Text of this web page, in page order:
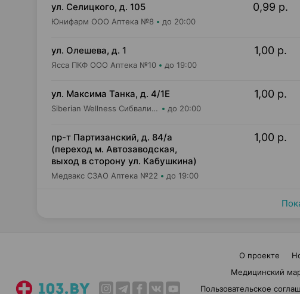
ул. Селицкого, д. 105
Юнифарм ООО Аптека №8 до 20:00
0,99 р.
ул. Олешева, д. 1
Ясса ПКФ ООО Аптека №10 до 19:00
1,00 р.
ул. Максима Танка, д. 4/1Е
Siberian Wellness Сибвалио-Бел ИООО Аптека №1 до 20:00
1,00 р.
пр-т Партизанский, д. 84/а
(переход м. Автозаводская,
выход в сторону ул. Кабушкина)
Медвакс СЗАО Аптека №22 до 19:00
1,00 р.
О проекте
Медицинский
Пользовательское